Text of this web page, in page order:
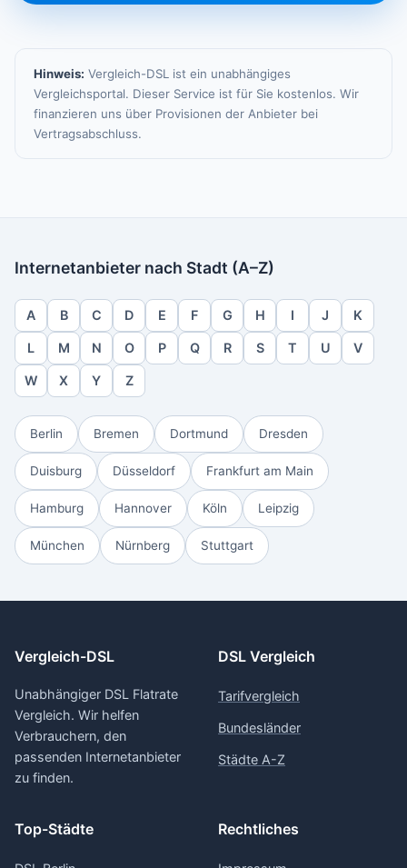
Hinweis: Vergleich-DSL ist ein unabhängiges
Vergleichsportal. Dieser Service ist für Sie kostenlos. Wir
finanzieren uns über Provisionen der Anbieter bei
Vertragsabschluss.
Internetanbieter nach Stadt (A–Z)
A B C D E F G H I J K
L M N O P Q R S T U V
W X Y Z
Berlin Bremen Dortmund Dresden
Duisburg Düsseldorf Frankfurt am Main
Hamburg Hannover Köln Leipzig
München Nürnberg Stuttgart
Vergleich-DSL
Unabhängiger DSL Flatrate
Vergleich. Wir helfen
Verbrauchern, den
passenden Internetanbieter
zu finden.
DSL Vergleich
Tarifvergleich
Bundesländer
Städte A-Z
Top-Städte Rechtliches